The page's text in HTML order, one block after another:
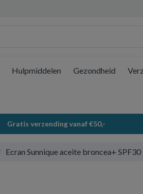
Hulpmiddelen Gezondheid
Gratis verzending vanaf €50,-
Ecran Sunnique aceite broncea+ SPF30